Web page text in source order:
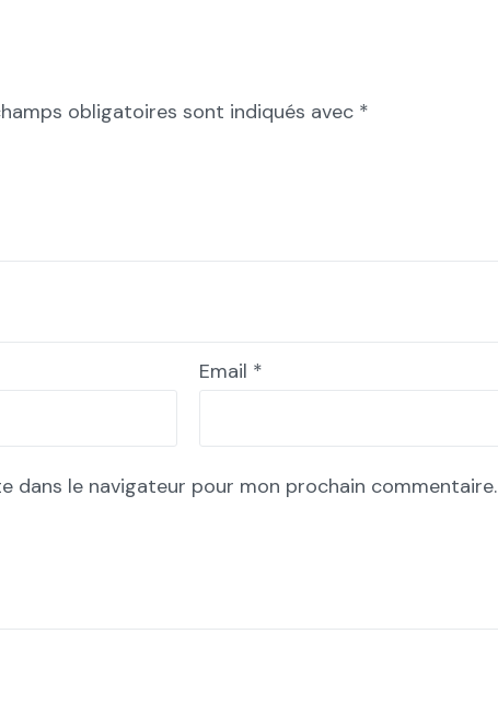
obligatoires sont indiqués avec *
Email *
dans le navigateur pour mon prochain commentaire.